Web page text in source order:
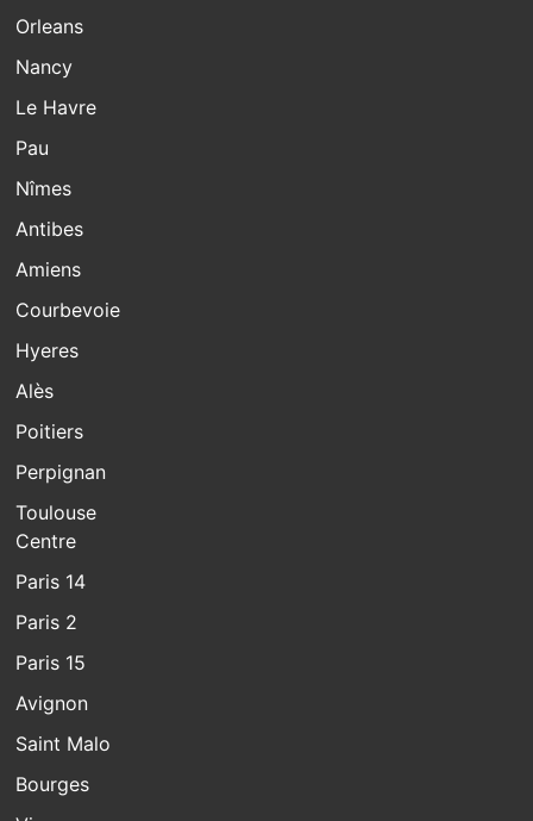
Orleans
Nancy
Le Havre
Pau
Nîmes
Antibes
Amiens
Courbevoie
Hyeres
Alès
Poitiers
Perpignan
Toulouse
Centre
Paris 14
Paris 2
Paris 15
Avignon
Saint Malo
Bourges